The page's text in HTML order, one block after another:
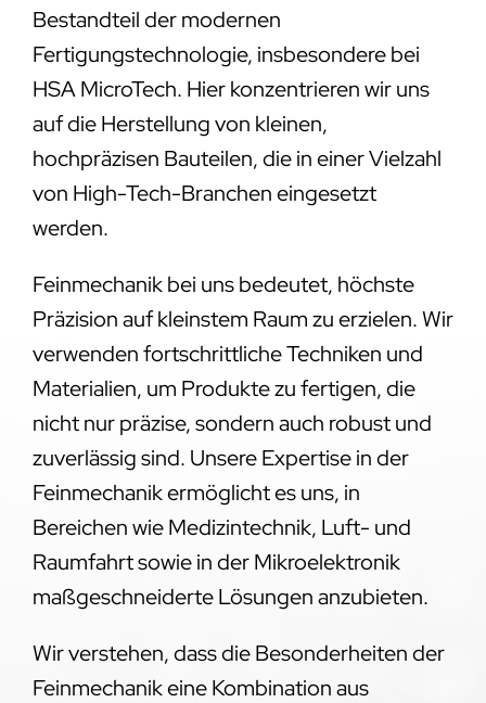
Bestandteil der modernen
Fertigungstechnologie, insbesondere bei
HSA MicroTech. Hier konzentrieren wir uns
auf die Herstellung von kleinen,
hochpräzisen Bauteilen, die in einer Vielzahl
von High-Tech-Branchen eingesetzt
werden.
Feinmechanik bei uns bedeutet, höchste
Präzision auf kleinstem Raum zu erzielen. Wir
verwenden fortschrittliche Techniken und
Materialien, um Produkte zu fertigen, die
nicht nur präzise, sondern auch robust und
zuverlässig sind. Unsere Expertise in der
Feinmechanik ermöglicht es uns, in
Bereichen wie Medizintechnik, Luft- und
Raumfahrt sowie in der Mikroelektronik
maßgeschneiderte Lösungen anzubieten.
Wir verstehen, dass die Besonderheiten der
Feinmechanik eine Kombination aus